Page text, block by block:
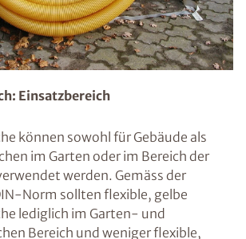
Einsatzbereich
können sowohl für Gebäude als
im Garten oder im Bereich der
werden. Gemäss der
Norm sollten flexible, gelbe
lediglich im Garten- und
Bereich und weniger flexible,